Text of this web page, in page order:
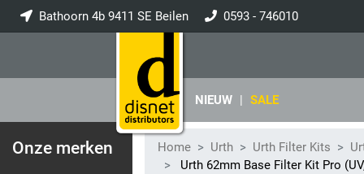
Bathoorn 4b 9411 SE Beilen 0593 - 746010
NIEUW | SALE
Onze merken Home Urth Urth Filter Kits
Urth 62mm Base Filter Kit Pro